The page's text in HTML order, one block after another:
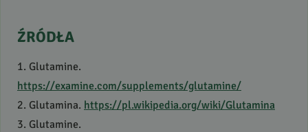
ŹRÓDŁA
1. Glutamine.
https://examine.com/supplements/glutamine/
2. Glutamina. https://pl.wikipedia.org/wiki/Glutamina
3. Glutamine.